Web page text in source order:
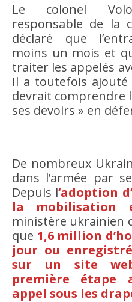
Le colonel
responsable de la
déclaré que
moins un mois et
traiter les appelés
Il a toutefois ajouté
devrait comprendre
ses devoirs » en
De nombreux
dans l’armée par
Depuis l‘adoption
la mobilisation
ministère ukrainien
que 1,6 million
jour ou
sur un site web
première étape
appel sous les